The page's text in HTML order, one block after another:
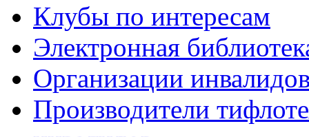
Клубы по интересам
Электронная
Организации
Производители